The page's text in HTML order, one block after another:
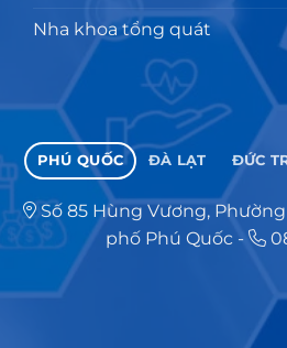
Nha khoa tổng quát
PHÚ QUỐC ĐÀ LẠT ĐỨC
Số 85 Hùng Vương,
phố Phú Quốc-